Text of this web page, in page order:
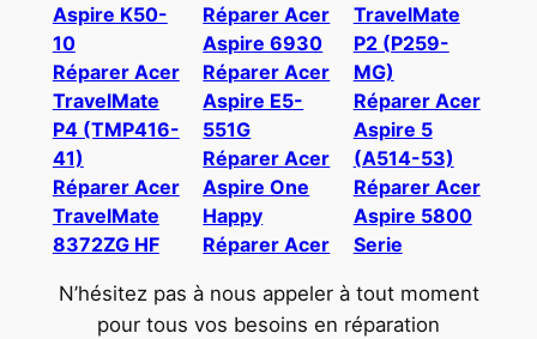
Aspire K50-
10
Réparer Acer
TravelMate
P4 (TMP416-
41)
Réparer Acer
TravelMate
8372ZG HF
Réparer Acer
Aspire 6930
Réparer Acer
Aspire E5-
551G
Réparer Acer
Aspire One
Happy
Réparer Acer
TravelMate
P2 (P259-
MG)
Réparer Acer
Aspire 5
(A514-53)
Réparer Acer
Aspire 5800
Serie
N’hésitez pas à nous appeler à tout moment
pour tous vos besoins en réparation